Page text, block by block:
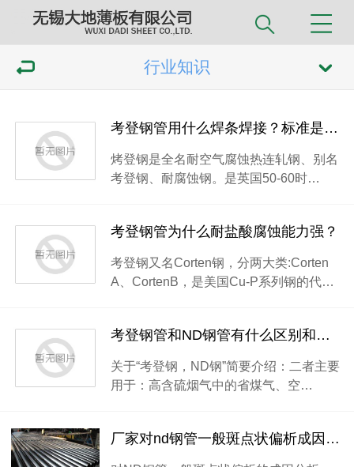
行业知识
考登钢管用什么焊条焊接？标准是什么？
烤登钢是全名耐空气腐蚀热连轧钢、别名
考登钢、耐腐蚀钢。是英国50-60时…
考登钢管为什么耐盐酸腐蚀能力强？
考登钢又名Corten钢，分两大类:Corten
A、CortenB，是美国Cu-P系列钢的代…
考登钢管和ND钢管有什么区别和共同点
关于“考登钢，ND钢”简要介绍：二者主要
用于：高含硫烟气中的省煤气、空…
厂家对nd钢管一般斑点状偏析成因解决方法